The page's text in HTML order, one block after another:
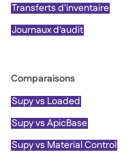
Transferts d'inventaire
Journaux d'audit
Comparaisons
Supy vs Loaded
Supy vs ApicBase
Supy vs Material Control